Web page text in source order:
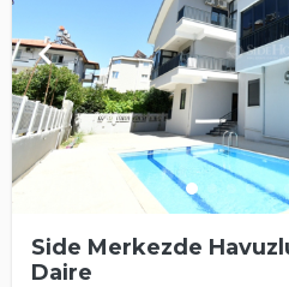
keyboard_arrow_left
Side Merkezde
Daire